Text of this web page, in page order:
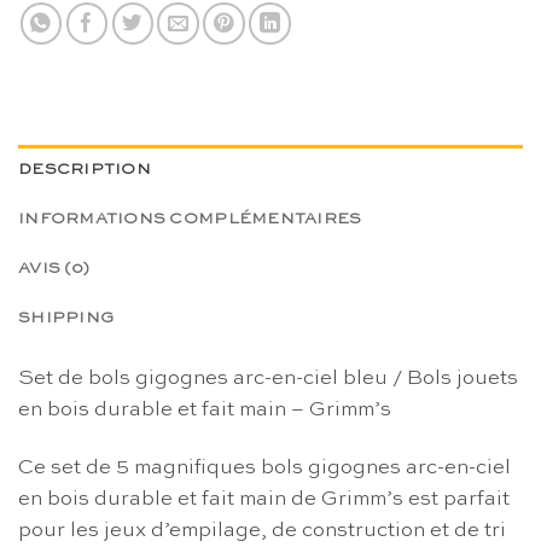
DESCRIPTION
INFORMATIONS COMPLÉMENTAIRES
AVIS (0)
SHIPPING
Set de bols gigognes arc-en-ciel bleu / Bols jouets
en bois durable et fait main – Grimm’s
Ce set de 5 magnifiques bols gigognes arc-en-ciel
en bois durable et fait main de Grimm’s est parfait
pour les jeux d’empilage, de construction et de tri